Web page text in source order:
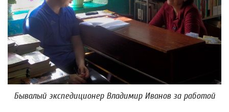
Бывалый экспедиционер Владимир Иванов за работой